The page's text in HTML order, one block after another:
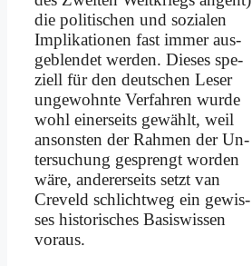
die po­li­ti­schen und so­zia­len
Im­pli­ka­tio­nen fast im­mer aus­
ge­blen­det wer­den. Die­ses spe­
zi­ell für den deut­schen Le­ser
un­ge­wohn­te Ver­fah­ren wur­de
wohl ei­ner­seits ge­wählt, weil
an­son­sten der Rah­men der Un­
ter­su­chung ge­sprengt wor­den
wä­re, an­de­rer­seits setzt van
Cre­veld schlicht­weg ein ge­wis­
ses hi­sto­ri­sches Ba­sis­wis­sen
vor­aus.